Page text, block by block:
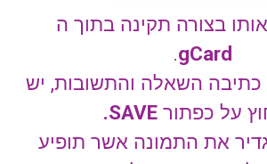
בצורה תקינה בתוך ה
gCard
.
כתיבה השאלה והתשובות, יש
על כפתורSAVE.
את התמונה אשר תופיע